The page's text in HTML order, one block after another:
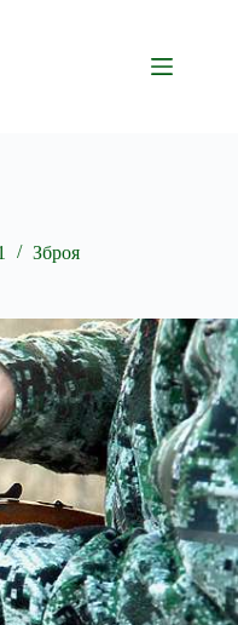
Зброя